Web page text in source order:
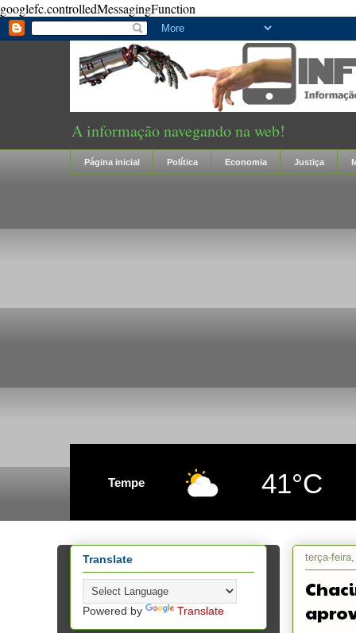
googlefc.controlledMessagingFunction
A informação navegando na web!
Página inicial Política Economia Justiça
Tempe 41°C
terça-
Translate
Powered by Translate